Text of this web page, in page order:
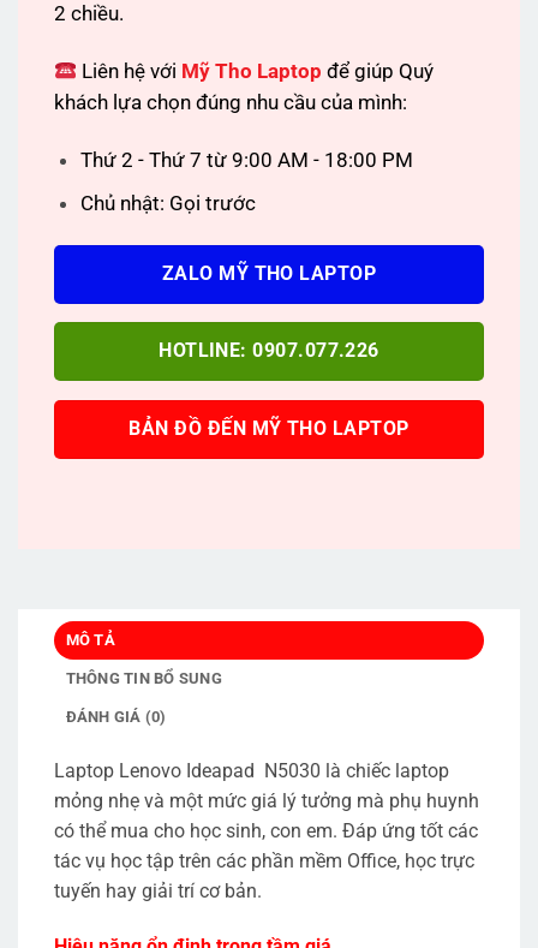
2 chiều.
Liên hệ với Mỹ Tho Laptop để giúp Quý
khách lựa chọn đúng nhu cầu của mình:
Thứ 2 - Thứ 7 từ 9:00 AM - 18:00 PM
Chủ nhật: Gọi trước
ZALO MỸ THO LAPTOP
HOTLINE: 0907.077.226
BẢN ĐỒ ĐẾN MỸ THO LAPTOP
MÔ TẢ
THÔNG TIN BỔ SUNG
ĐÁNH GIÁ (0)
Laptop Lenovo Ideapad N5030 là chiếc laptop
mỏng nhẹ và một mức giá lý tưởng mà phụ huynh
có thể mua cho học sinh, con em. Đáp ứng tốt các
tác vụ học tập trên các phần mềm Office, học trực
tuyến hay giải trí cơ bản.